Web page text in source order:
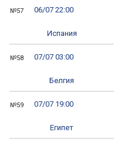
№57 06/07 22:00
Испания
№58 07/07 03:00
Белгия
№59 07/07 19:00
Египет